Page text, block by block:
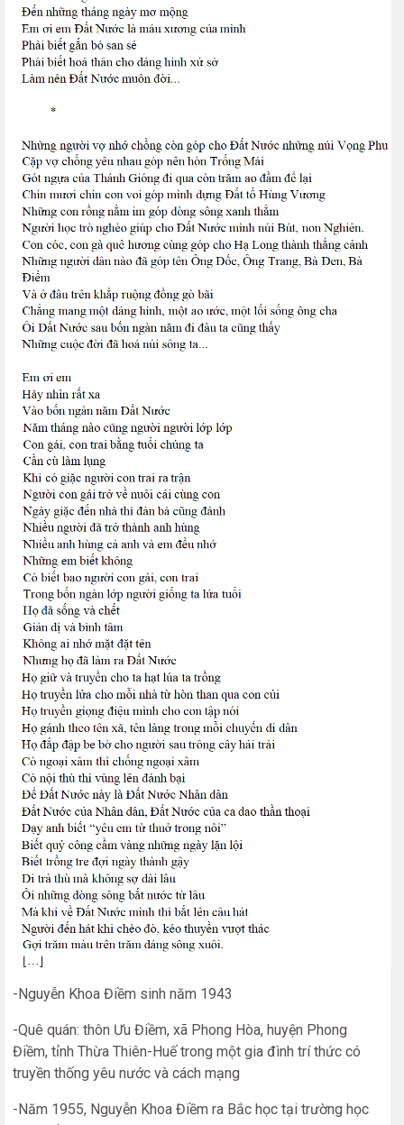
-Nguyễn Khoa Điềm sinh năm 1943
-Quê quán: thôn Ưu Điềm, xã Phong Hòa, huyện Phong
Điềm, tỉnh Thừa Thiên-Huế trong một gia đình trí thức có
truyền thống yêu nước và cách mạng
-Năm 1955, Nguyễn Khoa Điềm ra Bắc học tại trường học